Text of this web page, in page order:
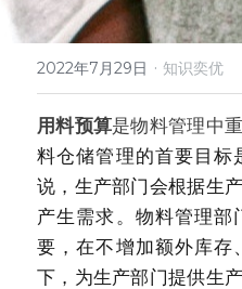
单元智能化
单元智慧化
6S精益管理必备品
行业应用及案列
MRO工业物料智能化
手机平板智能存储
废旧家电拆解解决方
商超快递配送解决方
关于奕优
公司介绍
知识奕优
Lean
新闻动态
搜索
2022年7月29日 · 知识奕优
用料预算是物料管理中
料仓储管理的首要目标
说，生产部门会根据生
产生需求。物料管理部
要，在不增加额外库存
下，为生产部门提供生